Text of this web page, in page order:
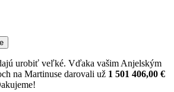
urobiť veľké. Vďaka vašim Anjelským
na Martinuse darovali už 1 501 406,00 €